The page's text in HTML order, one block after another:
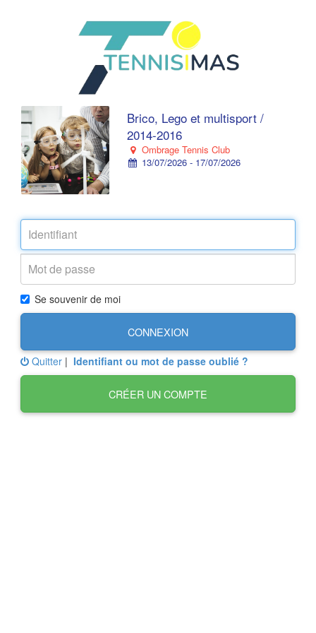
Brico, Lego et multisport /
2014-2016
Ombrage Tennis Club
13/07/2026 - 17/07/2026
Se souvenir de moi
CONNEXION
Quitter | Identifiant ou mot de passe oublié ?
CRÉER UN COMPTE